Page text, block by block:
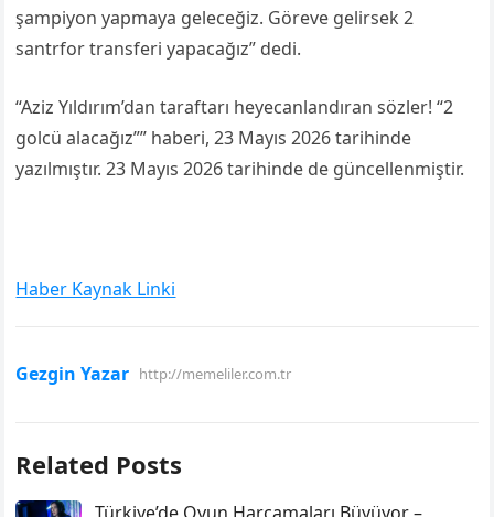
şampiyon yapmaya geleceğiz. Göreve gelirsek 2
santrfor transferi yapacağız” dedi.
“Aziz Yıldırım’dan taraftarı heyecanlandıran sözler! “2
golcü alacağız”” haberi, 23 Mayıs 2026 tarihinde
yazılmıştır. 23 Mayıs 2026 tarihinde de güncellenmiştir.
Haber Kaynak Linki
Gezgin Yazar http://memeliler.com.tr
Related Posts